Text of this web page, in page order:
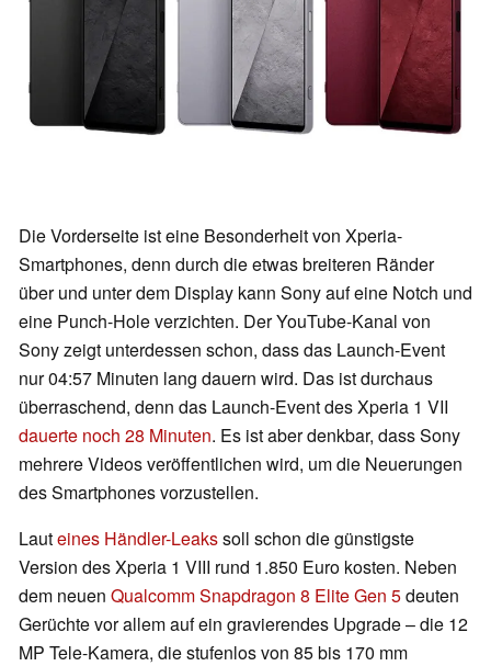
Die Vorderseite ist eine Besonderheit von Xperia-
Smartphones, denn durch die etwas breiteren Ränder
über und unter dem Display kann Sony auf eine Notch und
eine Punch-Hole verzichten. Der YouTube-Kanal von
Sony zeigt unterdessen schon, dass das Launch-Event
nur 04:57 Minuten lang dauern wird. Das ist durchaus
überraschend, denn das Launch-Event des Xperia 1 VII
dauerte noch 28 Minuten. Es ist aber denkbar, dass Sony
mehrere Videos veröffentlichen wird, um die Neuerungen
des Smartphones vorzustellen.
Lauteines Händler-Leakssoll schon die günstigste
Version des Xperia 1 VIII rund 1.850 Euro kosten. Neben
dem neuen Qualcomm Snapdragon 8 Elite Gen 5deuten
Gerüchte vor allem auf ein gravierendes Upgrade – die 12
MP Tele-Kamera, die stufenlos von 85 bis 170 mm